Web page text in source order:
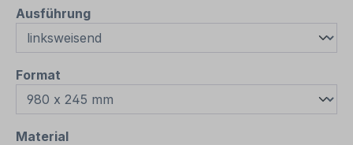
Ausführungauswählen
Format
Materialauswählen